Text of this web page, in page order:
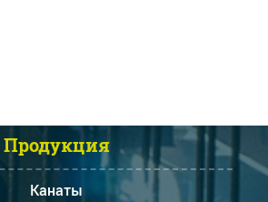
Продукция
Канаты